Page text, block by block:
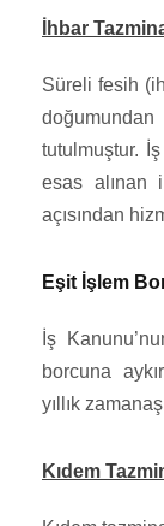
İhbar
Süreli fesih
doğumundan
tutulmuştur. İş
esas alınan
açısından
Eşit İşlem
İş
borcuna
yıllık
Kıdem